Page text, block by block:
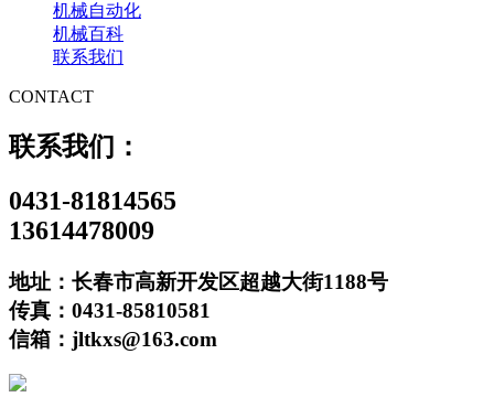
机械自动化
机械百科
联系我们
CONTACT
联系我们：
0431-81814565
13614478009
地址：长春市高新开发区超越大街1188号
传真：0431-85810581
信箱：jltkxs@163.com